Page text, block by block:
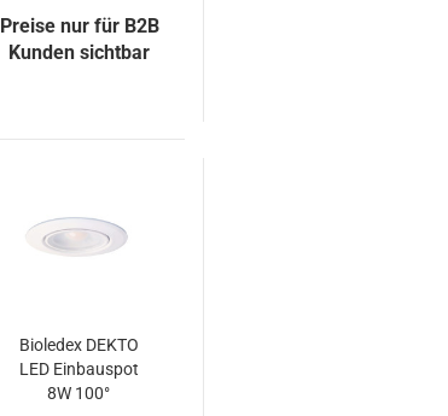
Preise nur für B2B
Kunden sichtbar
Bioledex DEKTO
LED Einbauspot
8W 100°